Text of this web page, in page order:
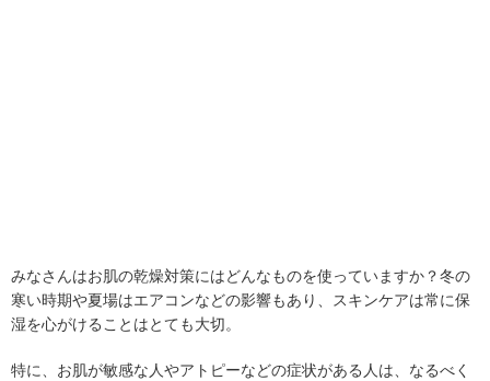
みなさんはお肌の乾燥対策にはどんなものを使っていますか？冬の
寒い時期や夏場はエアコンなどの影響もあり、スキンケアは常に保
湿を心がけることはとても大切。
特に、お肌が敏感な人やアトピーなどの症状がある人は、なるべく